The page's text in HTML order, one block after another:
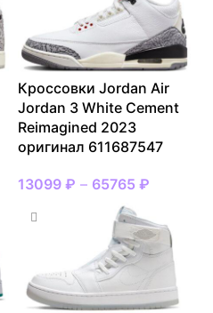
Кроссовки Jordan Air
Jordan 3 White Cement
Reimagined 2023
оригинал 611687547
13099 ₽ – 65765 ₽